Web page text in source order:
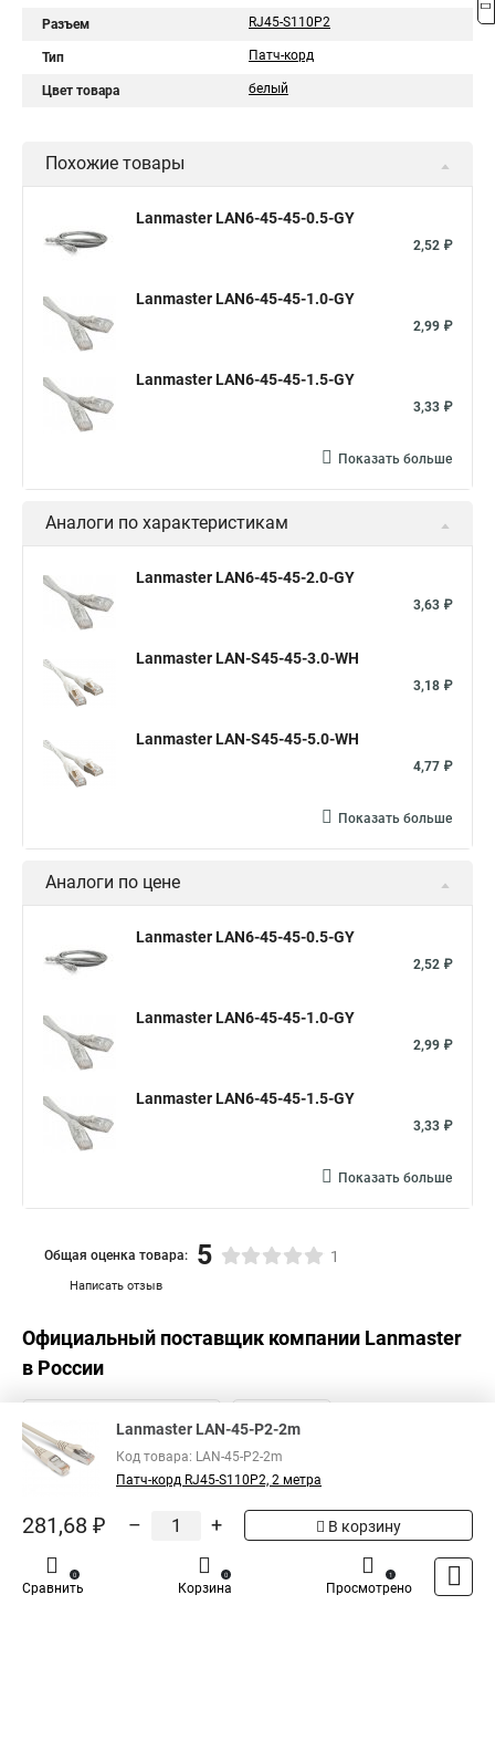
Разъем RJ45-S110P2
Тип Патч-корд
Цвет товара белый
Похожие товары
Lanmaster LAN6-45-45-0.5-GY
2,52 ₽
Lanmaster LAN6-45-45-1.0-GY
2,99 ₽
Lanmaster LAN6-45-45-1.5-GY
3,33 ₽
Показать больше
Аналоги по характеристикам
Lanmaster LAN6-45-45-2.0-GY
3,63 ₽
Lanmaster LAN-S45-45-3.0-WH
3,18 ₽
Lanmaster LAN-S45-45-5.0-WH
4,77 ₽
Показать больше
Аналоги по цене
Lanmaster LAN6-45-45-0.5-GY
2,52 ₽
Lanmaster LAN6-45-45-1.0-GY
2,99 ₽
Lanmaster LAN6-45-45-1.5-GY
3,33 ₽
Показать больше
Написать отзыв
Общая оценка товара: 5 1
Официальный поставщик компании Lanmaster
в России
Lanmaster LAN-45-P2-2m
Код товара: LAN-45-P2-2m
Патч-корд RJ45-S110P2, 2 метра
281,68 ₽ – + В корзину
Сравнить
0
Корзина
0
Просмотрено
1